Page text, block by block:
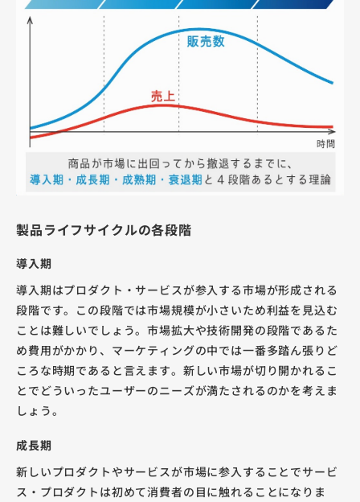
製品ライフサイクルの各段階
導入期
導入期はプロダクト・サービスが参入する市場が形成される
段階です。この段階では市場規模が小さいため利益を見込む
ことは難しいでしょう。市場拡大や技術開発の段階であるた
め費用がかかり、マーケティングの中では一番多踏ん張りど
ころな時期であると言えます。新しい市場が切り開かれるこ
とでどういったユーザーのニーズが満たされるのかを考えま
しょう。
成長期
新しいプロダクトやサービスが市場に参入することでサービ
ス・プロダクトは初めて消費者の目に触れることになりま